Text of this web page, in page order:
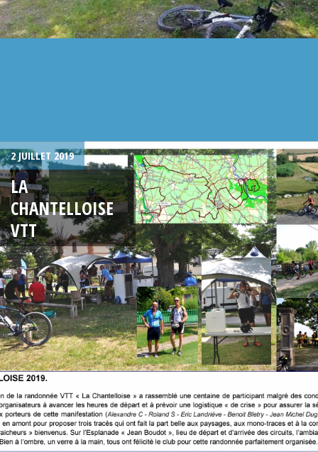
2 JUILLET 2019
LA
CHANTELLOISE
VTT